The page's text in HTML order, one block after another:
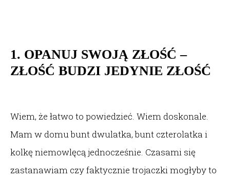
1. OPANUJ SWOJĄ ZŁOŚĆ –
ZŁOŚĆ BUDZI JEDYNIE ZŁOŚĆ
Wiem, że łatwo to powiedzieć. Wiem doskonale.
Mam w domu bunt dwulatka, bunt czterolatka i
kolkę niemowlęcą jednocześnie. Czasami się
zastanawiam czy faktycznie trojaczki mogłyby to